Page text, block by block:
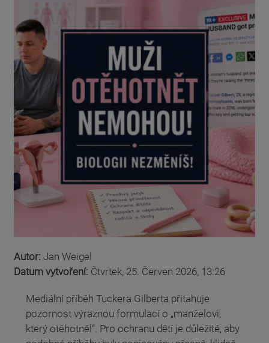
Autor: Jan Weigel
Datum vytvoření: Čtvrtek, 25. Červen 2026, 13:26
Mediální příběh Tuckera Gilberta přitahuje
pozornost výraznou formulací o „manželovi,
který otěhotněl“. Pro ochranu dětí je důležité, aby